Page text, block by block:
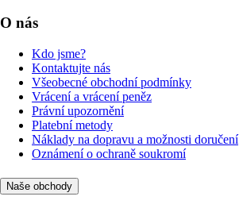
O nás
Kdo jsme?
Kontaktujte nás
Všeobecné obchodní podmínky
Vrácení a vrácení peněz
Právní upozornění
Platební metody
Náklady na dopravu a možnosti doručení
Oznámení o ochraně soukromí
Naše obchody